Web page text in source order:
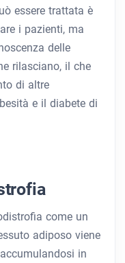
essere trattata è
i pazienti, ma
delle
rilasciano, il che
di altre
e il diabete di
come un
adiposo viene
in